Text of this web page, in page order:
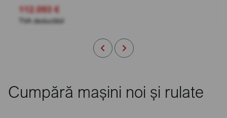
112.093 €
TVA deductibil
Cumpără mașini noi și rulate